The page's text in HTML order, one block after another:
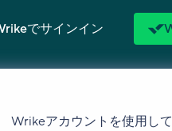
でサインイン
Wrikeアカウントを使用し